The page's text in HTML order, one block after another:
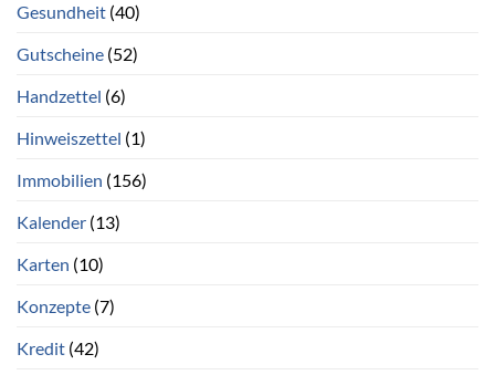
Gesundheit (40)
Gutscheine (52)
Handzettel (6)
Hinweiszettel (1)
Immobilien (156)
Kalender (13)
Karten (10)
Konzepte (7)
Kredit (42)